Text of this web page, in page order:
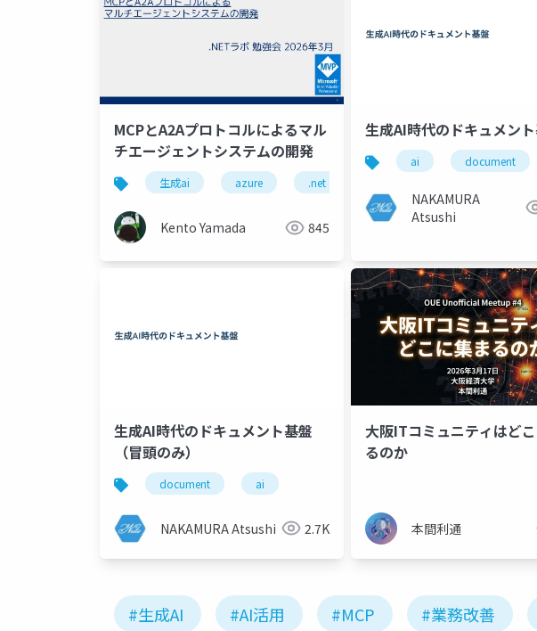
MCPとA2Aプロトコルによるマル
チエージェントシステムの開発
生成ai azure .net
Kento Yamada 845
生成AI時代のドキュメン
ai document
NAKAMURA
Atsushi
生成AI時代のドキュメント基盤
（冒頭のみ）
document ai
NAKAMURA Atsushi 2.7K
大阪ITコミュニティはど
るのか
本間利通
#生成AI #AI活用 #MCP #業務改善